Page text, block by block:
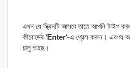
এখন যে স্ক্রিনটি আসবে তাতে আপনি টাইপ
কীবোর্ডের ‘Enter‘-এ প্রেস করুন। এরপর
চালু আছে।